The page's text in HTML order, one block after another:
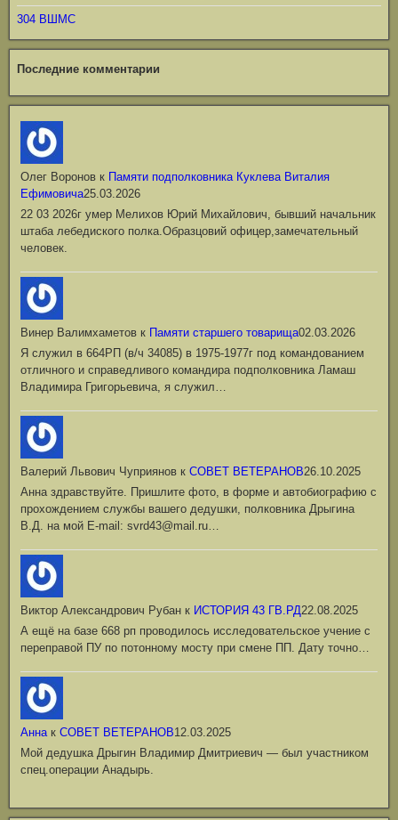
304 ВШМС
Последние комментарии
Олег Воронов к Памяти подполковника Куклева Виталия
Ефимовича25.03.2026
22 03 2026г умер Мелихов Юрий Михайлович, бывший начальник
штаба лебедиского полка.Образцовий офицер,замечательный
человек.
Винер Валимхаметов к Памяти старшего товарища02.03.2026
Я служил в 664РП (в/ч 34085) в 1975-1977г под командованием
отличного и справедливого командира подполковника Ламаш
Владимира Григорьевича, я служил…
Валерий Львович Чуприянов к СОВЕТ ВЕТЕРАНОВ26.10.2025
Анна здравствуйте. Пришлите фото, в форме и автобиографию с
прохождением службы вашего дедушки, полковника Дрыгина
В.Д. на мой Е-mail: svrd43@mail.ru…
Виктор Александрович Рубан к ИСТОРИЯ 43 ГВ.РД22.08.2025
А ещё на базе 668 рп проводилось исследовательское учение с
переправой ПУ по потонному мосту при смене ПП. Дату точно…
Аннак СОВЕТ ВЕТЕРАНОВ12.03.2025
Мой дедушка Дрыгин Владимир Дмитриевич — был участником
спец.операции Анадырь.